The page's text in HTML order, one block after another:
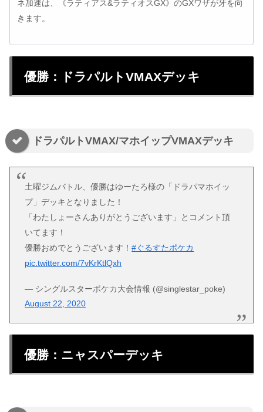
ネ加速は、《ラティアス&ラティオスGX》のGXワザが牙を向
きます。
優勝：ドラパルトVMAXデッキ
ドラパルトVMAX/マホイップVMAXデッキ
土曜ジムバトル、優勝はゆーたろ様の「ドラパマホイッ
プ」デッキとなりました！
「わたしょーさんありがとうございます」とコメント頂
いてます！
優勝おめでとうございます！#ぐるすたポケカ
pic.twitter.com/7vKrKtlQxh
— シングルスターポケカ大会情報 (@singlestar_poke)
August 22, 2020
優勝：ニャスパーデッキ